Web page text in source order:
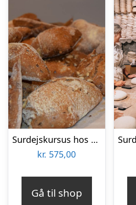
Surdejskursus hos Bakefull
kr. 575,00
Gå til shop